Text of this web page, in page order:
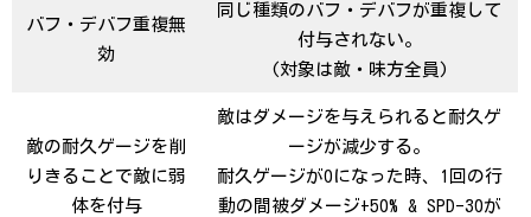
バフ・デバフ重複無
効
同じ種類のバフ・デバフが重複して
付与されない。
(対象は敵・味方全員)
敵の耐久ゲージを削
りきることで敵に弱
体を付与
敵はダメージを与えられると耐久ゲ
ージが減少する。
耐久ゲージが0になった時、1回の行
動の間被ダメージ+50% & SPD-30が